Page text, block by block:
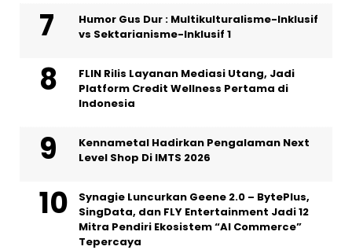
Humor Gus Dur : Multikulturalisme-Inklusif
vs Sektarianisme-Inklusif 1
FLIN Rilis Layanan Mediasi Utang, Jadi
Platform Credit Wellness Pertama di
Indonesia
Kennametal Hadirkan Pengalaman Next
Level Shop Di IMTS 2026
Synagie Luncurkan Geene 2.0 – BytePlus,
SingData, dan FLY Entertainment Jadi 12
Mitra Pendiri Ekosistem “AI Commerce”
Tepercaya